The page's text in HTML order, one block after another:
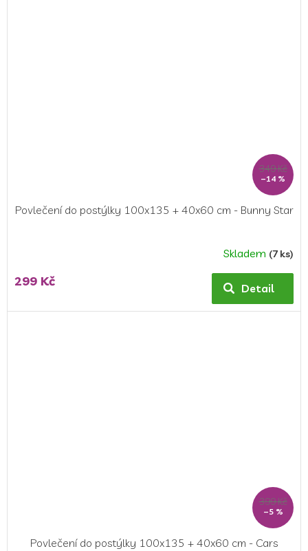
349 Kč
–14 %
Povlečení do postýlky 100x135 + 40x60 cm - Bunny Star
produktu
5,0
Skladem (7 ks)
299 Kč Detail
399 Kč
–5 %
Povlečení do postýlky 100x135 + 40x60 cm - Cars